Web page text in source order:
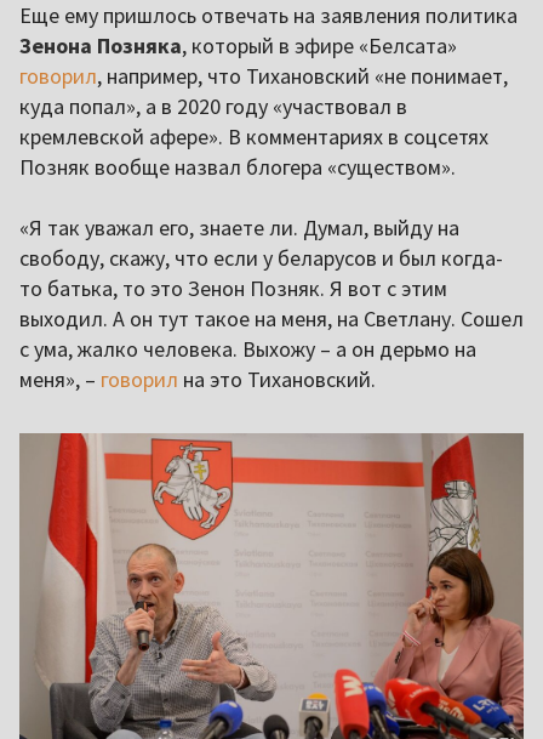
Еще ему пришлось отвечать на заявления политика
Зенона Позняка, который в эфире «Белсата»
говорил, например, что Тихановский «не понимает,
куда попал», а в 2020 году «участвовал в
кремлевской афере». В комментариях в соцсетях
Позняк вообще назвал блогера «существом».
«Я так уважал его, знаете ли. Думал, выйду на
свободу, скажу, что если у беларусов и был когда-
то батька, то это Зенон Позняк. Я вот с этим
выходил. А он тут такое на меня, на Светлану. Сошел
с ума, жалко человека. Выхожу – а он дерьмо на
меня», – говорил на это Тихановский.